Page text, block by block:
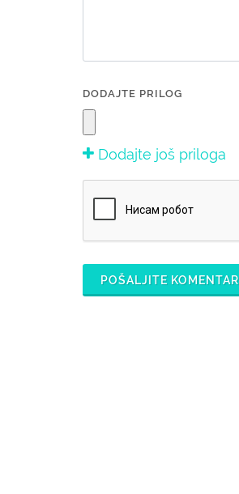
DODAJTE PRILOG
Dodajte još priloga
POŠALJITE KOMENTAR